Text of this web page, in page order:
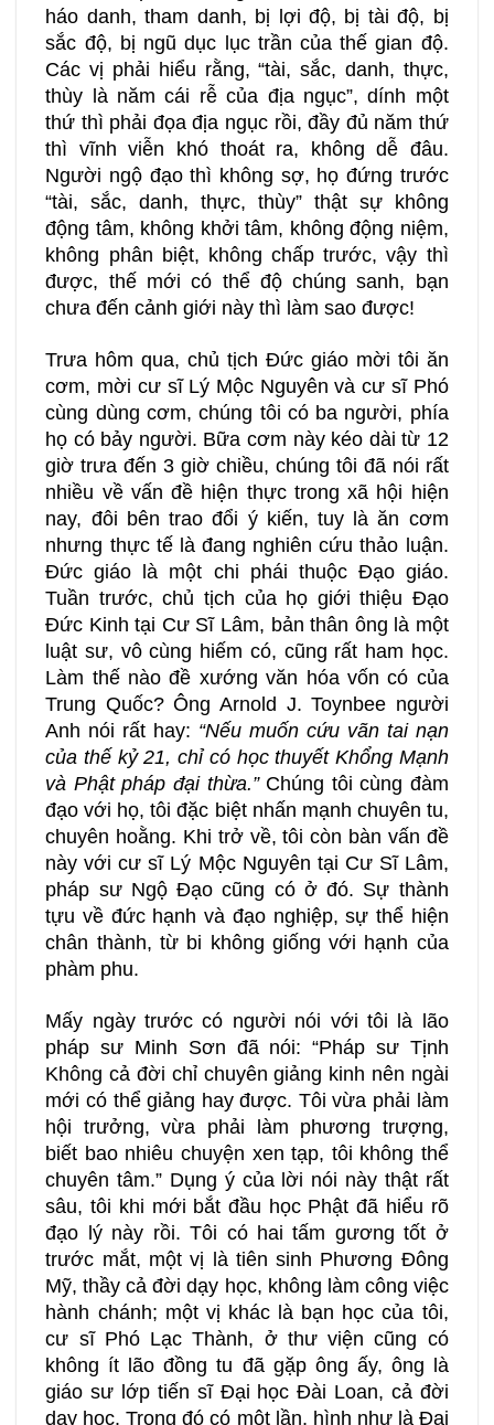
háo danh, tham danh, bị lợi độ, bị tài độ, bị
sắc độ, bị ngũ dục lục trần của thế gian độ.
Các vị phải hiểu rằng, “tài, sắc, danh, thực,
thùy là năm cái rễ của địa ngục”, dính một
thứ thì phải đọa địa ngục rồi, đầy đủ năm thứ
thì vĩnh viễn khó thoát ra, không dễ đâu.
Người ngộ đạo thì không sợ, họ đứng trước
“tài, sắc, danh, thực, thùy” thật sự không
động tâm, không khởi tâm, không động niệm,
không phân biệt, không chấp trước, vậy thì
được, thế mới có thể độ chúng sanh, bạn
chưa đến cảnh giới này thì làm sao được!
Trưa hôm qua, chủ tịch Đức giáo mời tôi ăn
cơm, mời cư sĩ Lý Mộc Nguyên và cư sĩ Phó
cùng dùng cơm, chúng tôi có ba người, phía
họ có bảy người. Bữa cơm này kéo dài từ 12
giờ trưa đến 3 giờ chiều, chúng tôi đã nói rất
nhiều về vấn đề hiện thực trong xã hội hiện
nay, đôi bên trao đổi ý kiến, tuy là ăn cơm
nhưng thực tế là đang nghiên cứu thảo luận.
Đức giáo là một chi phái thuộc Đạo giáo.
Tuần trước, chủ tịch của họ giới thiệu Đạo
Đức Kinh tại Cư Sĩ Lâm, bản thân ông là một
luật sư, vô cùng hiếm có, cũng rất ham học.
Làm thế nào đề xướng văn hóa vốn có của
Trung Quốc? Ông Arnold J. Toynbee người
Anh nói rất hay: “Nếu muốn cứu vãn tai nạn
của thế kỷ 21, chỉ có học thuyết Khổng Mạnh
và Phật pháp đại thừa.”Chúng tôi cùng đàm
đạo với họ, tôi đặc biệt nhấn mạnh chuyên tu,
chuyên hoằng. Khi trở về, tôi còn bàn vấn đề
này với cư sĩ Lý Mộc Nguyên tại Cư Sĩ Lâm,
pháp sư Ngộ Đạo cũng có ở đó. Sự thành
tựu về đức hạnh và đạo nghiệp, sự thể hiện
chân thành, từ bi không giống với hạnh của
phàm phu.
Mấy ngày trước có người nói với tôi là lão
pháp sư Minh Sơn đã nói: “Pháp sư Tịnh
Không cả đời chỉ chuyên giảng kinh nên ngài
mới có thể giảng hay được. Tôi vừa phải làm
hội trưởng, vừa phải làm phương trượng,
biết bao nhiêu chuyện xen tạp, tôi không thể
chuyên tâm.” Dụng ý của lời nói này thật rất
sâu, tôi khi mới bắt đầu học Phật đã hiểu rõ
đạo lý này rồi. Tôi có hai tấm gương tốt ở
trước mắt, một vị là tiên sinh Phương Đông
Mỹ, thầy cả đời dạy học, không làm công việc
hành chánh; một vị khác là bạn học của tôi,
cư sĩ Phó Lạc Thành, ở thư viện cũng có
không ít lão đồng tu đã gặp ông ấy, ông là
giáo sư lớp tiến sĩ Đại học Đài Loan, cả đời
dạy học. Trong đó có một lần, hình như là Đại